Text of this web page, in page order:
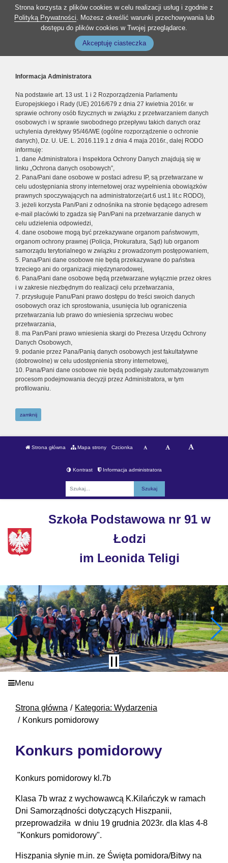
Strona korzysta z plików cookies w celu realizacji usług i zgodnie z
Polityką Prywatności. Możesz określić warunki przechowywania lub
dostępu do plików cookies w Twojej przeglądarce.
Akceptuję ciasteczka
Informacja Administratora
Na podstawie art. 13 ust. 1 i 2 Rozporządzenia Parlamentu
Europejskiego i Rady (UE) 2016/679 z dnia 27 kwietnia 2016r. w
sprawie ochrony osób fizycznych w związku z przetwarzaniem danych
osobowych i w sprawie swobodnego przepływu takich danych oraz
uchylenia dyrektywy 95/46/WE (ogólne rozporządzenie o ochronie
danych), Dz. U. UE. L. 2016.119.1 z dnia 4 maja 2016r., dalej RODO
informuję:
1. dane Administratora i Inspektora Ochrony Danych znajdują się w
linku „Ochrona danych osobowych”,
2. Pana/Pani dane osobowe w postaci adresu IP, są przetwarzane w
celu udostępniania strony internetowej oraz wypełnienia obowiązków
prawnych spoczywających na administratorze(art.6 ust.1 lit.c RODO),
3. jeżeli korzysta Pan/Pani z odnośnika na stronie będącego adresem
e-mail placówki to zgadza się Pan/Pani na przetwarzanie danych w
celu udzielenia odpowiedzi,
4. dane osobowe mogą być przekazywane organom państwowym,
organom ochrony prawnej (Policja, Prokuratura, Sąd) lub organom
samorządu terytorialnego w związku z prowadzonym postępowaniem,
5. Pana/Pani dane osobowe nie będą przekazywane do państwa
trzeciego ani do organizacji międzynarodowej,
6. Pana/Pani dane osobowe będą przetwarzane wyłącznie przez okres
i w zakresie niezbędnym do realizacji celu przetwarzania,
7. przysługuje Panu/Pani prawo dostępu do treści swoich danych
osobowych oraz ich sprostowania, usunięcia lub ograniczenia
przetwarzania lub prawo do wniesienia sprzeciwu wobec
przetwarzania,
8. ma Pan/Pani prawo wniesienia skargi do Prezesa Urzędu Ochrony
Danych Osobowych,
9. podanie przez Pana/Panią danych osobowych jest fakultatywne
(dobrowolne) w celu udostępnienia strony internetowej,
10. Pana/Pani dane osobowe nie będą podlegały zautomatyzowanym
procesom podejmowania decyzji przez Administratora, w tym
profilowaniu.
zamknij
Strona główna Mapa strony Czcionka
Kontrast Informacja administratora
Szkoła Podstawowa nr 91 w
Łodzi
im Leonida Teligi
Menu
Strona główna
Kategoria: Wydarzenia
Konkurs pomidorowy
Konkurs pomidorowy
Konkurs pomidorowy kl.7b
Klasa 7b wraz z wychowawcą K.Kilańczyk w ramach
Dni Samorządności dotyczących Hiszpanii,
przeprowadziła w dniu 19 grudnia 2023r. dla klas 4-8
"Konkurs pomidorowy".
Hiszpania słynie m.in. ze Święta pomidora/Bitwy na